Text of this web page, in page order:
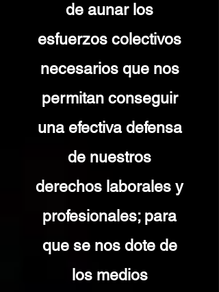
de aunar los
esfuerzos colectivos
necesarios que nos
permitan conseguir
una efectiva defensa
de nuestros
derechos laborales y
profesionales; para
que se nos dote de
los medios